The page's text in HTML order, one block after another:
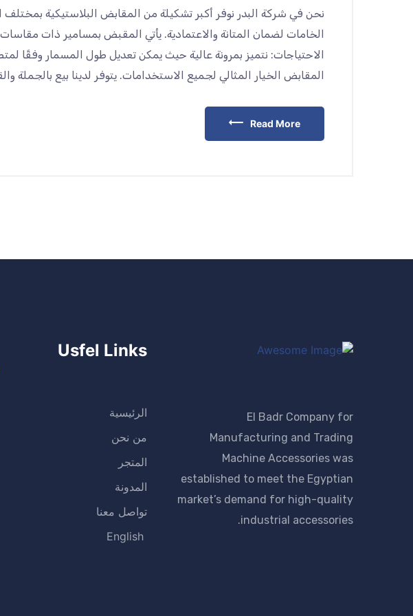
نحن في شركة البدر نوفر أكبر تشكيلة من المقابض البلاستيكية
الخامات لضمان المتانة والاعتمادية. يأتي المقبض بمسامير ذات
الاحتياجات: نتميز بمرونة عالية حيث يمكن تعديل طول المسمار وفقًا
المقابض الخيار المثالي لجميع الاستخدامات. يتوفر لدينا بيع بالجملة
Read More
El Badr Company for
Manufacturing and Trading
Machine Accessories was
established to meet the Egyptian
market’s demand for high-quality
industrial accessories.
Usfel Links
الرئيسية
من نحن
المتجر
المدونة
تواصل معنا
English